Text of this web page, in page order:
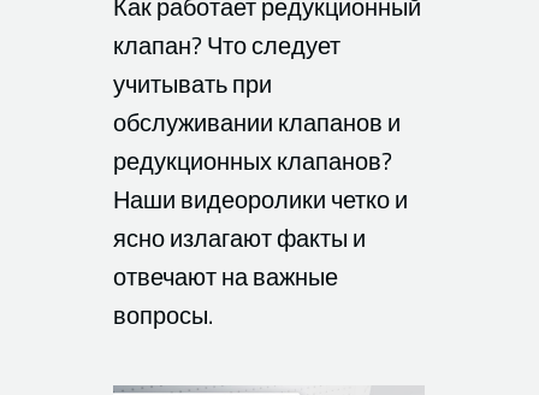
клапан? Что следует
учитывать при
обслуживании клапанов и
редукционных клапанов?
Наши видеоролики четко и
ясно излагают факты и
отвечают на важные
вопросы.